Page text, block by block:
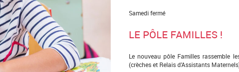
Samedi fermé
LE PÔLE FAMILLES !
Le nouveau pôle Familles rassemble
(crèches et Relais d’Assistants